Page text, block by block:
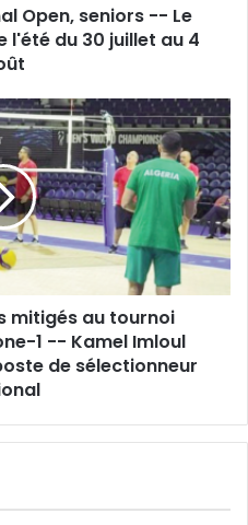
Open, seniors -- Le
l'été du 30 juillet au 4
mitigés au tournoi
1 -- Kamel Imloul
de sélectionneur